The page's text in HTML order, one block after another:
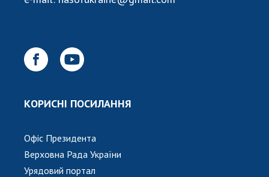
Центри колективного користування
наукових установ
Конкурси наукових досліджень НАН України
Підготовка наукових кадрів
МІЖНАРОДНЕ СПІВРОБІТНИЦТВО
КОРИСНІ ПОСИЛАННЯ
Офіс Президента
Верховна Рада України
Урядовий портал